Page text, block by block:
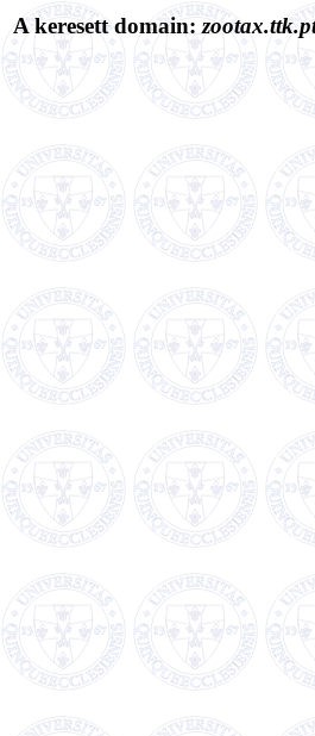
A keresett domain: